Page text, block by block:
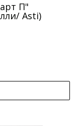
П"
Asti)